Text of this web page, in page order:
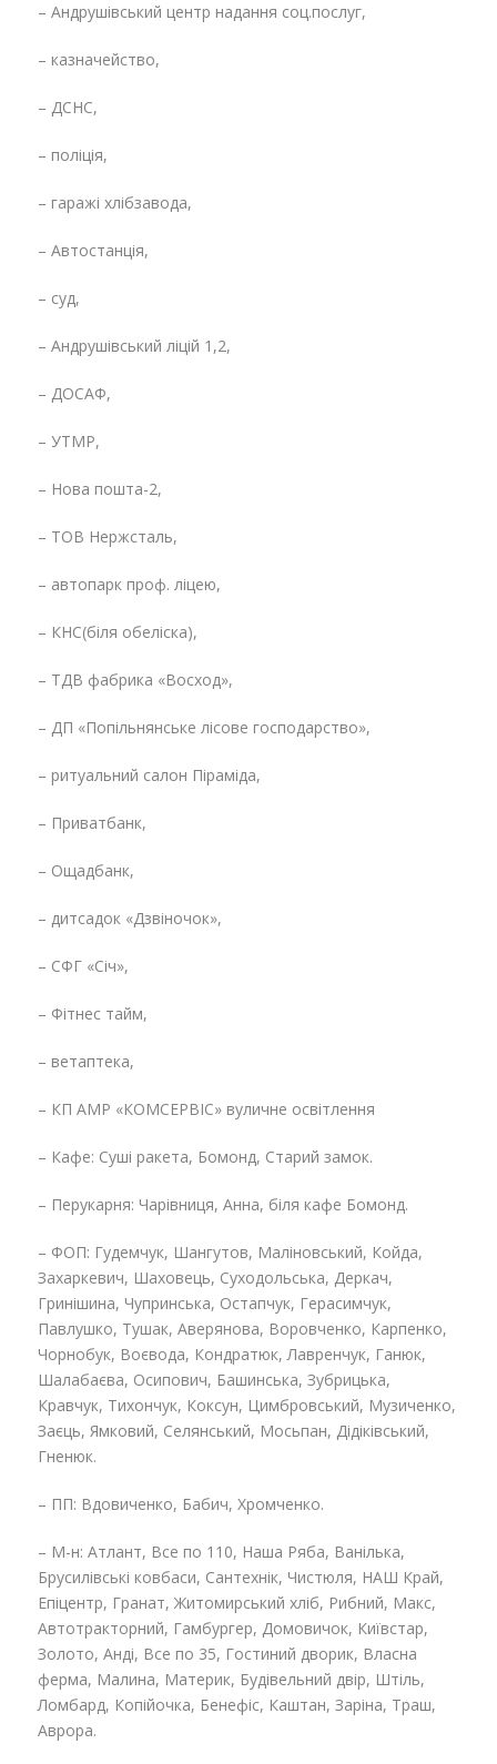
– Андрушівський центр надання соц.послуг,
– казначейство,
– ДСНС,
– поліція,
– гаражі хлібзавода,
– Автостанція,
– суд,
– Андрушівський ліцій 1,2,
– ДОСАФ,
– УТМР,
– Нова пошта-2,
– ТОВ Нержсталь,
– автопарк проф. ліцею,
– КНС(біля обеліска),
– ТДВ фабрика «Восход»,
– ДП «Попільнянське лісове господарство»,
– ритуальний салон Піраміда,
– Приватбанк,
– Ощадбанк,
– дитсадок «Дзвіночок»,
– СФГ «Січ»,
– Фітнес тайм,
– ветаптека,
– КП АМР «КОМСЕРВІС» вуличне освітлення
– Кафе: Суші ракета, Бомонд, Старий замок.
– Перукарня: Чарівниця, Анна, біля кафе Бомонд.
– ФОП: Гудемчук, Шангутов, Маліновський, Койда,
Захаркевич, Шаховець, Суходольська, Деркач,
Гринішина, Чупринська, Остапчук, Герасимчук,
Павлушко, Тушак, Аверянова, Воровченко, Карпенко,
Чорнобук, Воєвода, Кондратюк, Лавренчук, Ганюк,
Шалабаєва, Осипович, Башинська, Зубрицька,
Кравчук, Тихончук, Коксун, Цимбровський, Музиченко,
Заєць, Ямковий, Селянський, Мосьпан, Дідіківський,
Гненюк.
– ПП: Вдовиченко, Бабич, Хромченко.
– М-н: Атлант, Все по 110, Наша Ряба, Ванілька,
Брусилівські ковбаси, Сантехнік, Чистюля, НАШ Край,
Епіцентр, Гранат, Житомирський хліб, Рибний, Макс,
Автотракторний, Гамбургер, Домовичок, Київстар,
Золото, Анді, Все по 35, Гостиний дворик, Власна
ферма, Малина, Материк, Будівельний двір, Штіль,
Ломбард, Копійочка, Бенефіс, Каштан, Заріна, Траш,
Аврора.